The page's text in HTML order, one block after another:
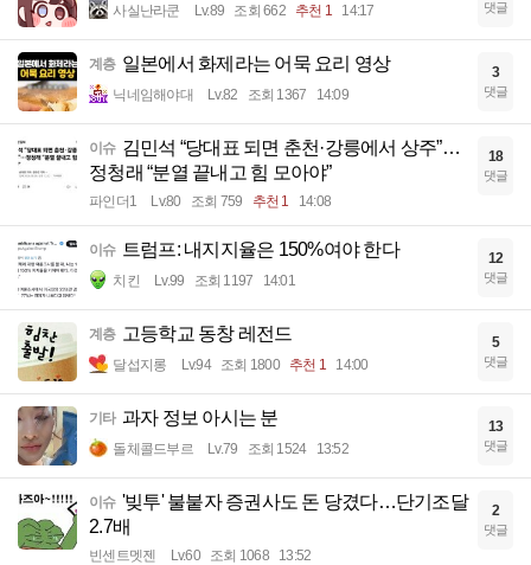
사실난라쿤 Lv.89 조회 662 추천 1 14:17 댓글
계층 일본에서 화제라는 어묵 요리 영상
닉네임해야대 Lv.82 조회 1367 14:09
3
댓글
이슈 김민석 “당대표 되면 춘천·강릉에서 상주”…
정청래 “분열 끝내고 힘 모아야”
파인더1 Lv.80 조회 759 추천 1 14:08
18
댓글
이슈 트럼프: 내지지율은 150%여야 한다
치킨 Lv.99 조회 1197 14:01
12
댓글
계층 고등학교 동창 레전드
달섭지롱 Lv.94 조회 1800 추천 1 14:00
5
댓글
기타 과자 정보 아시는 분
돌체콜드부르 Lv.79 조회 1524 13:52
13
댓글
이슈 '빚투' 불붙자 증권사도 돈 당겼다…단기조달
2.7배
빈센트멧젠 Lv.60 조회 1068 13:52
2
댓글